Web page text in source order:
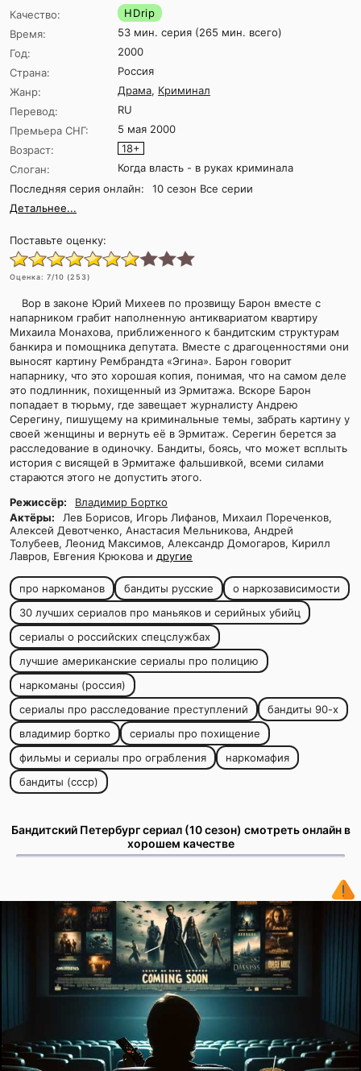
Качество:
HDrip
Время:
53 мин. серия (265 мин. всего)
Год:
2000
Страна:
Россия
Жанр:
Драма, Криминал
Перевод:
RU
Премьера СНГ:
5 мая 2000
Возраст:
18+
Слоган:
Когда власть - в руках криминала
Последняя серия онлайн:
10 сезон Все серии
Детальнее...
Поставьте оценку:
Оценка: 7/10 (253)
Вор в законе Юрий Михеев по прозвищу Барон вместе с
напарником грабит наполненную антиквариатом квартиру
Михаила Монахова, приближенного к бандитским структурам
банкира и помощника депутата. Вместе с драгоценностями они
выносят картину Рембрандта «Эгина». Барон говорит
напарнику, что это хорошая копия, понимая, что на самом деле
это подлинник, похищенный из Эрмитажа. Вскоре Барон
попадает в тюрьму, где завещает журналисту Андрею
Серегину, пишущему на криминальные темы, забрать картину у
своей женщины и вернуть её в Эрмитаж. Серегин берется за
расследование в одиночку. Бандиты, боясь, что может всплыть
история с висящей в Эрмитаже фальшивкой, всеми силами
стараются этого не допустить этого.
Режиссёр:
Владимир Бортко
Актёры:
Лев Борисов, Игорь Лифанов, Михаил Пореченков,
Алексей Девотченко, Анастасия Мельникова, Андрей
Толубеев, Леонид Максимов, Александр Домогаров, Кирилл
Лавров, Евгения Крюкова и другие
про наркоманов бандиты русские
о наркозависимости
30 лучших сериалов про маньяков и серийных убийц
сериалы о российских спецслужбах
лучшие американские сериалы про полицию
наркоманы (россия)
сериалы про расследование преступлений
бандиты 90-х
владимир бортко
сериалы про похищение
фильмы и сериалы про ограбления
наркомафия
бандиты (ссср)
Бандитский Петербург сериал (10 сезон) смотреть онлайн в
хорошем качестве